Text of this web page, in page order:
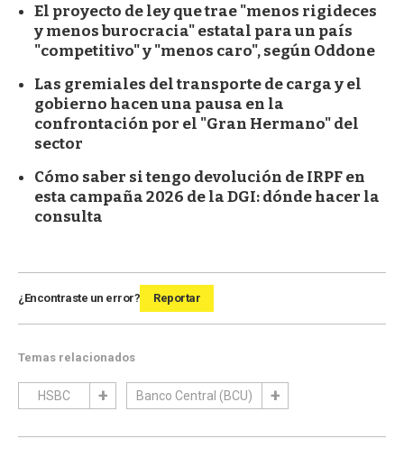
El proyecto de ley que trae "menos rigideces
y menos burocracia" estatal para un país
"competitivo" y "menos caro", según Oddone
Las gremiales del transporte de carga y el
gobierno hacen una pausa en la
confrontación por el "Gran Hermano" del
sector
Cómo saber si tengo devolución de IRPF en
esta campaña 2026 de la DGI: dónde hacer la
consulta
¿Encontraste un error? Reportar
Temas relacionados
HSBC Banco Central (BCU)